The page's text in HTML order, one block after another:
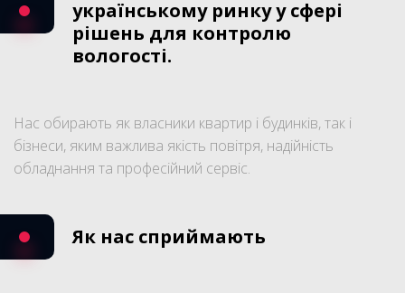
українському ринку у сфері
рішень для контролю
вологості.
Нас обирають як власники квартир і будинків, так і
бізнеси, яким важлива якість повітря, надійність
обладнання та професійний сервіс.
Як нас сприймають